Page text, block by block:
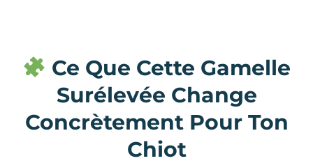
Ce Que Cette Gamelle
Surélevée Change
Concrètement Pour Ton
Chiot